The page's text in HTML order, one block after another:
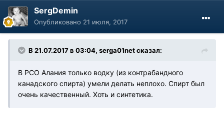
SergDemin
Опубликовано 21 июля, 2017
В 21.07.2017 в 03:04, serga01net сказал:
В РСО Алания только водку (из контрабандного
канадского спирта) умели делать неплохо. Спирт был
очень качественный. Хоть и синтетика.